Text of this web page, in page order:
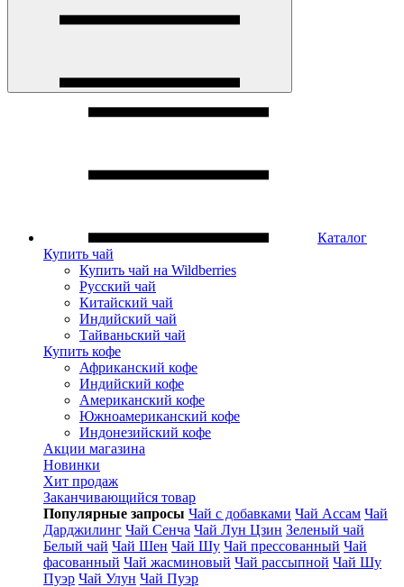
Каталог
Купить чай
Купить чай на Wildberries
Русский чай
Китайский чай
Индийский чай
Тайваньский чай
Купить кофе
Африканский кофе
Индийский кофе
Американский кофе
Южноамериканский кофе
Индонезийский кофе
Акции магазина
Новинки
Хит продаж
Заканчивающийся товар
Популярные запросы Чай с добавками Чай Ассам Чай
Дарджилинг Чай Сенча Чай Лун Цзин Зеленый чай
Белый чай Чай Шен Чай Шу Чай прессованный Чай
фасованный Чай жасминовый Чай рассыпной Чай Шу
Пуэр Чай Улун Чай Пуэр